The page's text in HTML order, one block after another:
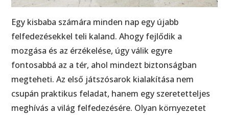
Egy kisbaba számára minden nap egy újabb
felfedezésekkel teli kaland. Ahogy fejlődik a
mozgása és az érzékelése, úgy válik egyre
fontosabbá az a tér, ahol mindezt biztonságban
megteheti. Az első játszósarok kialakítása nem
csupán praktikus feladat, hanem egy szeretetteljes
meghívás a világ felfedezésére. Olyan környezetet